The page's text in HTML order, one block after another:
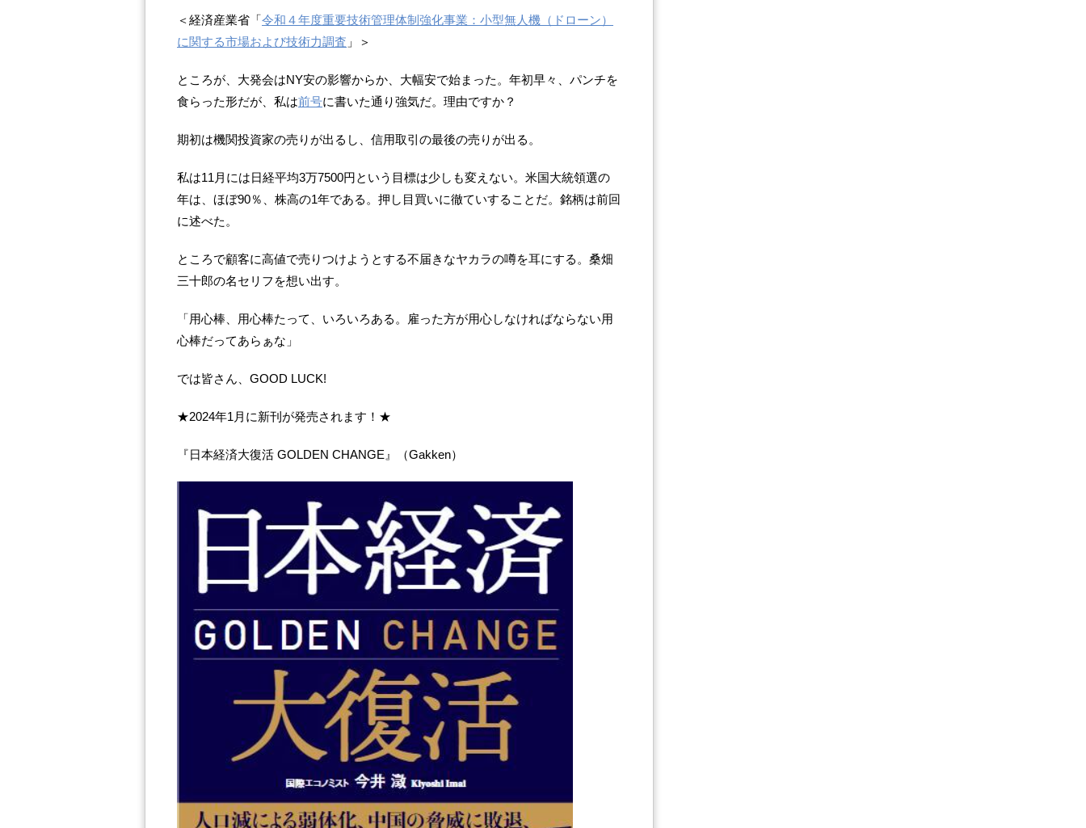
＜経済産業省「令和４年度重要技術管理体制強化事業：小型無人機（ドローン）
に関する市場および技術力調査 」＞
ところが、大発会はNY安の影響からか、大幅安で始まった。年初早々、パンチを
食らった形だが、私は前号に書いた通り強気だ。理由ですか？
期初は機関投資家の売りが出るし、信用取引の最後の売りが出る。
私は11月には日経平均3万7500円という目標は少しも変えない。米国大統領選の
年は、ほぼ90％、株高の1年である。押し目買いに徹ていすることだ。銘柄は前回
に述べた。
ところで顧客に高値で売りつけようとする不届きなヤカラの噂を耳にする。桑畑
三十郎の名セリフを想い出す。
「用心棒、用心棒たって、いろいろある。雇った方が用心しなければならない用
心棒だってあらぁな」
では皆さん、GOOD LUCK!
★2024年1月に新刊が発売されます！★
『日本経済大復活 GOLDEN CHANGE』（Gakken）